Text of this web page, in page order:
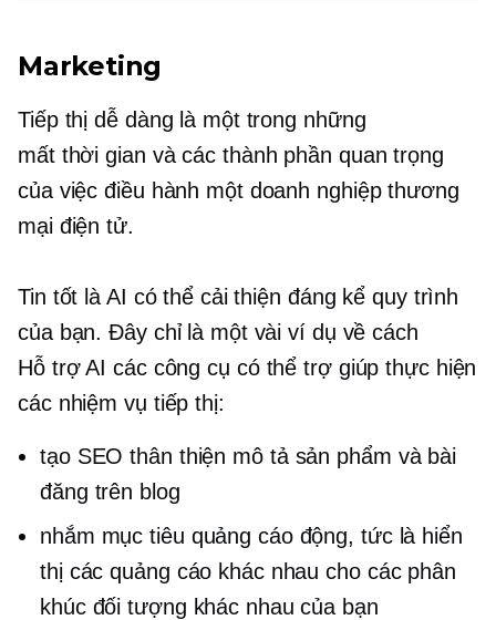
Marketing
Tiếp thị dễ dàng là một trong những
mất thời gian và các thành phần quan trọng
của việc điều hành một doanh nghiệp thương
mại điện tử.
Tin tốt là AI có thể cải thiện đáng kể quy trình
của bạn. Đây chỉ là một vài ví dụ về cách
Hỗ trợ AI các công cụ có thể trợ giúp thực hiện
các nhiệm vụ tiếp thị:
tạo SEO thân thiện mô tả sản phẩm và bài
đăng trên blog
nhắm mục tiêu quảng cáo động, tức là hiển
thị các quảng cáo khác nhau cho các phân
khúc đối tượng khác nhau của bạn